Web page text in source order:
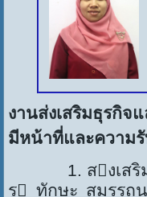
งานส่งเสริมธุรกิจ
มีหน้าที่และความ
1. สงเสริม
รู ทักษะ สมรรถ